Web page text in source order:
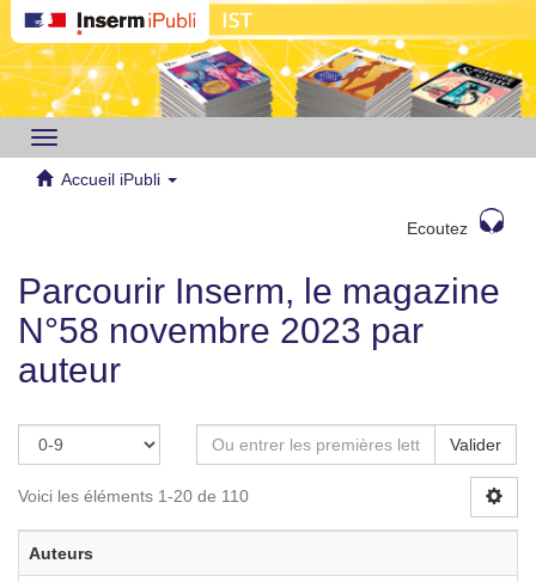
Toggle
navigation
Accueil iPubli
Ecoutez
Parcourir Inserm, le magazine
N°58 novembre 2023 par
auteur
Valider
Voici les éléments 1-20 de 110
Auteurs